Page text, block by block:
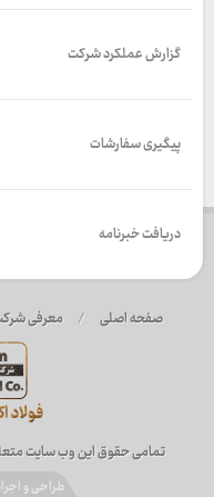
گزارش عملکرد شرکت
پیگیری سفارشات
دریافت خبرنامه
صفحه اصلی / معرفی
تمامی حقوق این وب سایت
طراحی و